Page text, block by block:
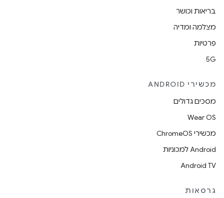
בריאות וכושר
מצלמה ומדיה
פרטיות
5G
מכשירי ANDROID
מסכים גדולים
Wear OS
מכשירי ChromeOS
Android למכוניות
Android TV
גרסאות